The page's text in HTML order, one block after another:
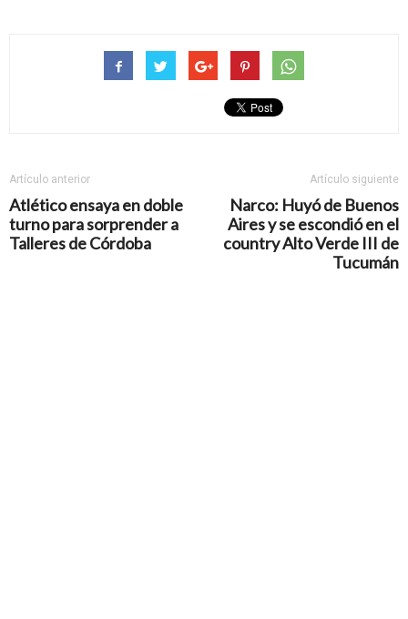
Artículo anterior
Atlético ensaya en doble
turno para sorprender a
Talleres de Córdoba
Artículo siguiente
Narco: Huyó de Buenos
Aires y se escondió en el
country Alto Verde III de
Tucumán